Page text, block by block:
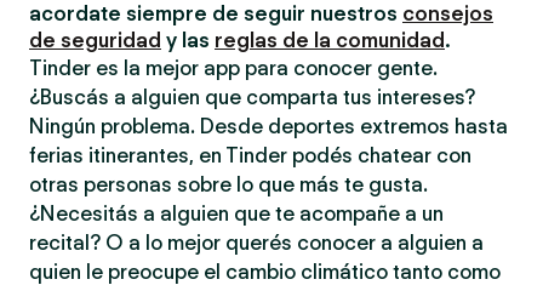
acordate siempre de seguir nuestros consejos
de seguridad y las reglas de la comunidad .
Tinder es la mejor app para conocer gente.
¿Buscás a alguien que comparta tus intereses?
Ningún problema. Desde deportes extremos hasta
ferias itinerantes, en Tinder podés chatear con
otras personas sobre lo que más te gusta.
¿Necesitás a alguien que te acompañe a un
recital? O a lo mejor querés conocer a alguien a
quien le preocupe el cambio climático tanto como